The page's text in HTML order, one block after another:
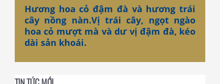
Hương hoa cỏ đậm đà và hương trái
cây nồng nàn.Vị trái cây, ngọt ngào
hoa cỏ mượt mà và dư vị đậm đà, kéo
dài sản khoái.